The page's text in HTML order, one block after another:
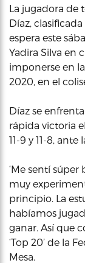
La jugadora de
Díaz,
espera este
Yadira Silva en
imponerse en
2020, en el
Díaz se
rápida victoria el
11-9 y 11-8, ante
‘Me sentí súper
muy
principio. La
habíamos
ganar. Así que
‘Top 20’ de la
Mesa.